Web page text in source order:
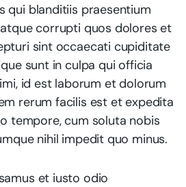
qui blanditiis praesentium
corrupti quos dolores et
sint occaecati cupiditate
sunt in culpa qui officia
id est laborum et dolorum
rerum facilis est et expedita
tempore, cum soluta nobis
nihil impedit quo minus.
et iusto odio